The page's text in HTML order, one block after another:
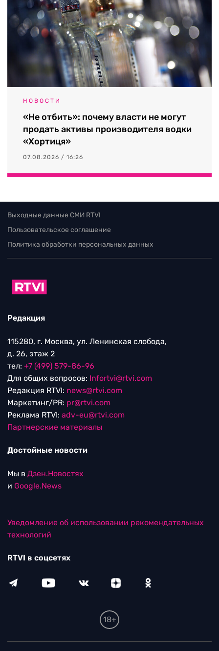
НОВОСТИ
«Не отбить»: почему власти не могут
продать активы производителя водки
«Хортиця»
07.08.2026 / 16:26
Выходные данные СМИ RTVI
Пользовательское соглашение
Политика обработки персональных данных
Редакция
115280, г. Москва, ул. Ленинская слобода,
д. 26, этаж 2
тел: +7 (499) 579-86-96
Для общих вопросов: Infortvi@rtvi.com
Редакция RTVI: news@rtvi.com
Маркетинг/PR: pr@rtvi.com
Реклама RTVI: adv-eu@rtvi.com
Партнерские материалы
Достойные новости
Мы в Дзен.Новостях
и Google.News
Уведомление об использовании рекомендательных
технологий
RTVI в соцсетях
18+